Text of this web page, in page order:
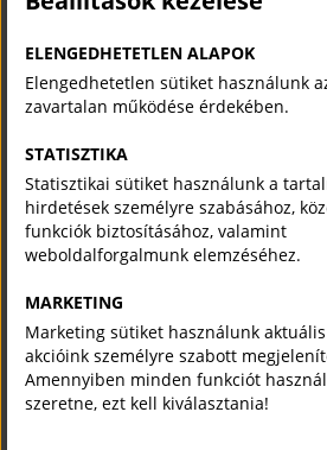
ELENGEDHETETLEN ALAPOK
Elengedhetetlen sütiket használunk
zavartalan működése érdekében.
STATISZTIKA
Statisztikai sütiket használunk a
hirdetések személyre szabásához,
funkciók biztosításához, valamint
weboldalforgalmunk elemzéséhez.
MARKETING
Marketing sütiket használunk aktuális
akcióink személyre szabott
Amennyiben minden funkciót
szeretne, ezt kell kiválasztania!